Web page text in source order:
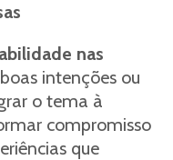
nas
intenções ou
o tema à
compromisso
que